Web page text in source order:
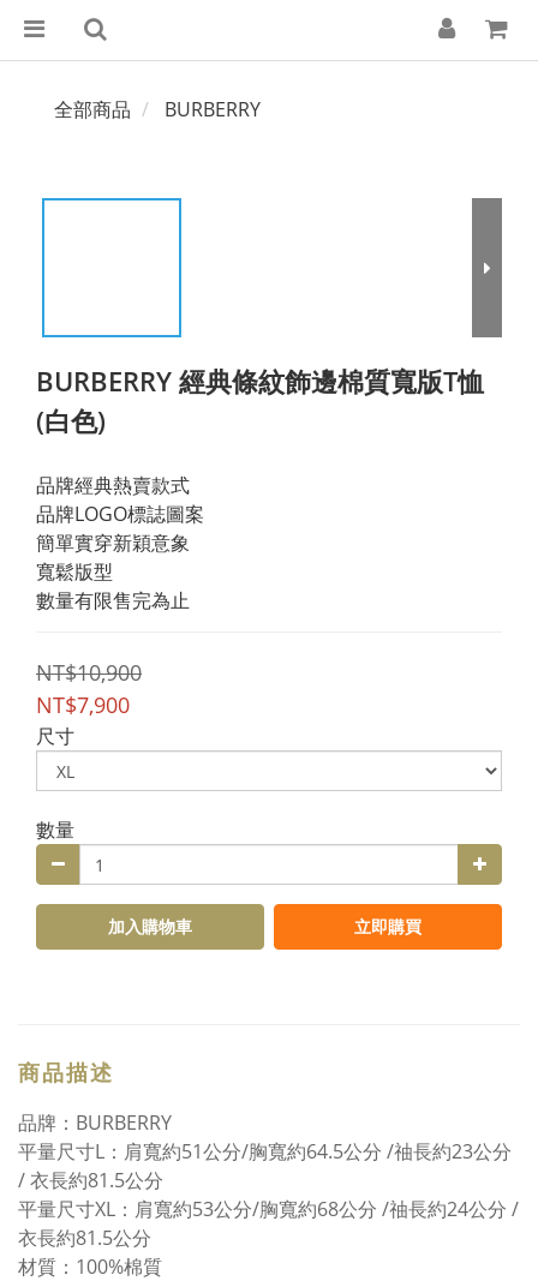
全部商品 BURBERRY
BURBERRY 經典條紋飾邊棉質寬版T恤
(白色)
品牌經典熱賣款式
品牌LOGO標誌圖案
簡單實穿新穎意象
寬鬆版型
數量有限售完為止
NT$10,900
NT$7,900
尺寸
數量
加入購物車 立即購買
商品描述
品牌：BURBERRY
平量尺寸L：肩寬約51公分/胸寬約64.5公分 /䄂長約23公分
/ 衣長約81.5公分
平量尺寸XL：肩寬約53公分/胸寬約68公分 /䄂長約24公分 /
衣長約81.5公分
材質：100%棉質